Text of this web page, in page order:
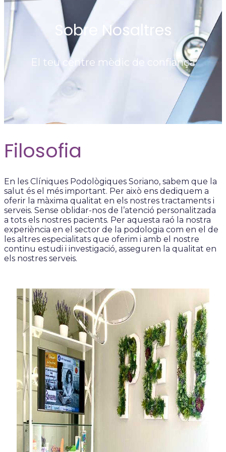
Sobre Nosaltres
El teu centre mèdic de confiança
Filosofia
En les Clíniques Podològiques Soriano, sabem que la
salut és el més important. Per això ens dediquem a
oferir la màxima qualitat en els nostres tractaments i
serveis. Sense oblidar-nos de l’atenció personalitzada
a tots els nostres pacients. Per aquesta raó la nostra
experiència en el sector de la podologia com en el de
les altres especialitats que oferim i amb el nostre
continu estudi i investigació, asseguren la qualitat en
els nostres serveis.